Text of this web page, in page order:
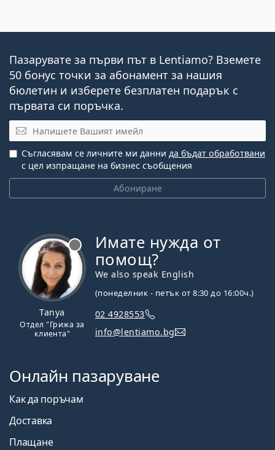
Пазарувате за първи път в Lentiamo? Вземете
50 бонус точки за абонамент за нашия
бюлетин и изберете безплатен подарък с
първата си поръчка.
Имейл
Абониране
Съгласявам се личните ми данни да бъдат обработвани
с цел изпращане на бизнес съобщения
Tanya
Отдел "Грижа за
клиента"
Имате нужда от
помощ?
We also speak English
(понеделник - петък от 8:30 до 16:00ч.)
02 4928553
info@lentiamo.bg
Онлайн пазаруване
Как да поръчам
Доставка
Плащане